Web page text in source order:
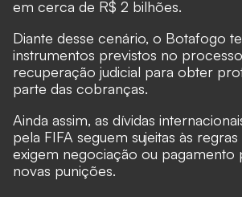
em cerca de R$ 2 bilhões.
Diante desse cenário, o Botafogo
instrumentos previstos no
recuperação judicial para obter
parte das cobranças.
Ainda assim, as dívidas
pela FIFA seguem sujeitas às
exigem negociação ou pagamento
novas punições.